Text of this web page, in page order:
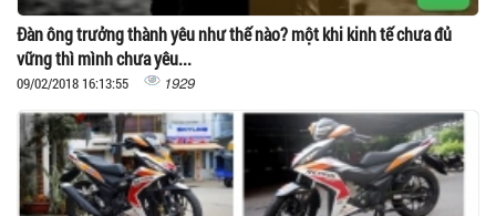
Đàn ông trưởng thành yêu như thế nào? một khi kinh tế chưa đủ
vững thì mình chưa yêu...
09/02/2018 16:13:55 1929